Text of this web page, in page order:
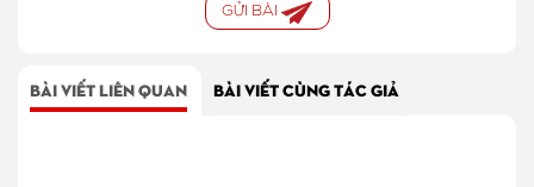
GỬI BÀI
BÀI VIẾT LIÊN QUAN BÀI VIẾT CÙNG TÁC GIẢ